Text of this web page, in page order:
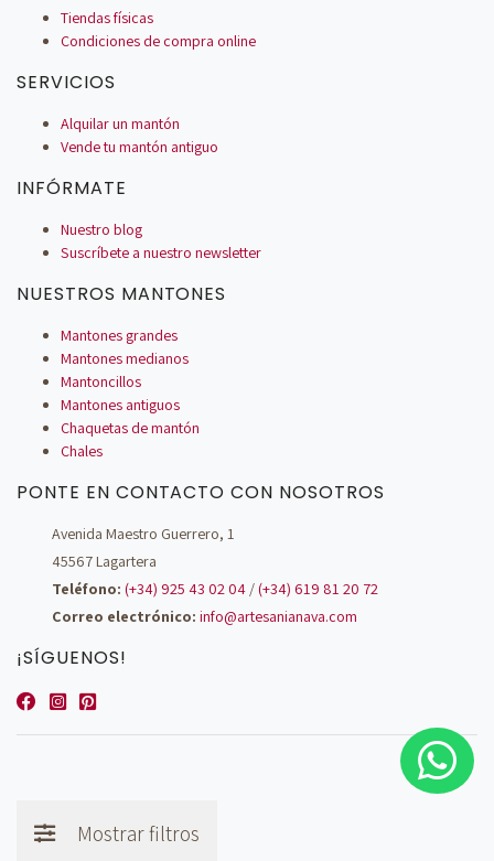
Mostrar filtros
Tiendas físicas
Condiciones de compra online
SERVICIOS
Alquilar un mantón
Vende tu mantón antiguo
INFÓRMATE
Nuestro blog
Suscríbete a nuestro newsletter
NUESTROS MANTONES
Mantones grandes
Mantones medianos
Mantoncillos
Mantones antiguos
Chaquetas de mantón
Chales
PONTE EN CONTACTO CON NOSOTROS
Avenida Maestro Guerrero, 1
45567 Lagartera
Teléfono: (+34) 925 43 02 04 /(+34) 619 81 20 72
Correo electrónico: info@artesanianava.com
¡SÍGUENOS!
© Artesanía Nava - 2026